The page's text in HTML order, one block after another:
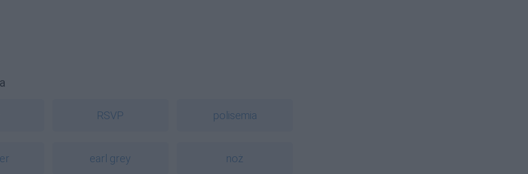
RSVP polisemia
earl grey noż